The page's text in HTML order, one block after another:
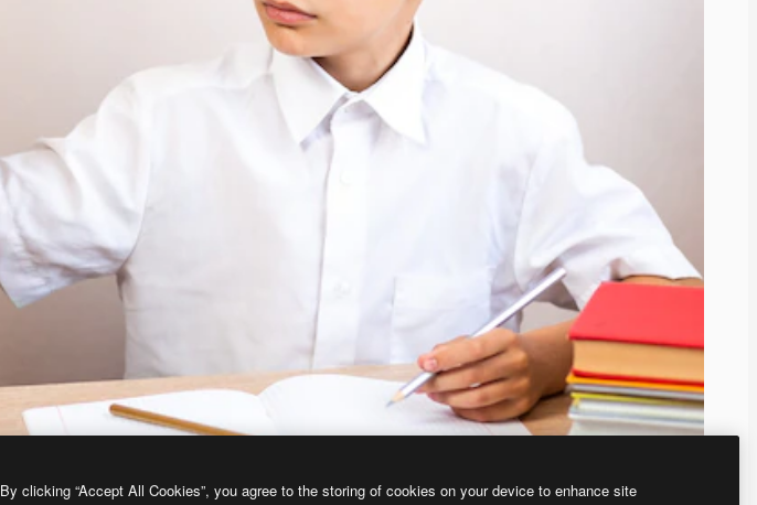
By clicking “Accept All Cookies”, you agree to the storing of cookies on your device to enhance site